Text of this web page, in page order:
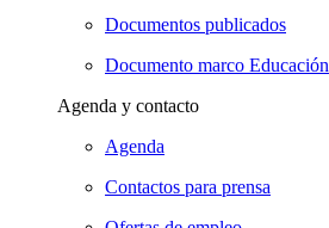
Documentos publicados
Documento marco Educación
Agenda y contacto
Agenda
Contactos para prensa